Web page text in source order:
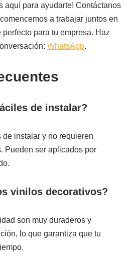
aquí para ayudarte! Contáctanos
a trabajar juntos en
para tu empresa. Haz
WhatsApp.
de instalar?
instalar y no requieren
Pueden ser aplicados por
vinilos decorativos?
son muy duraderos y
lo que garantiza que tu